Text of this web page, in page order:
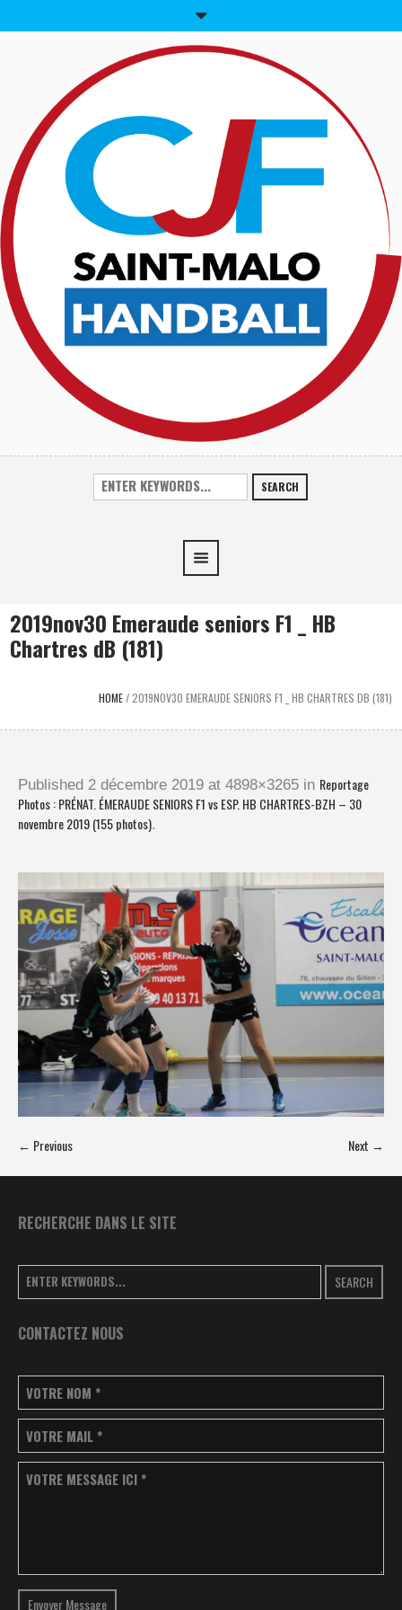
SEARCH
2019nov30 Emeraude seniors F1 _ HB
Chartres dB (181)
HOME/2019NOV30 EMERAUDE SENIORS F1 _ HB CHARTRES DB (181)
Published 2 décembre 2019 at 4898×3265 in Reportage
Photos : PRÉNAT. ÉMERAUDE SENIORS F1 vs ESP. HB CHARTRES-BZH – 30
novembre 2019 (155 photos).
← Previous Next →
RECHERCHE DANS LE SITE
SEARCH
CONTACTEZ NOUS
VOTRE NOM *
VOTRE MAIL *
VOTRE MESSAGE ICI *
Envoyer Message